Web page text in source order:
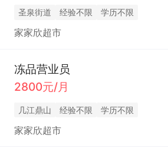
圣泉街道 经验不限 学历不限
家家欣超市
冻品营业员
2800元/月
几江鼎山 经验不限 学历不限
家家欣超市